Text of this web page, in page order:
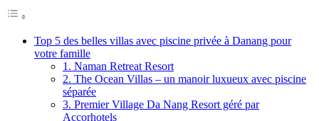
Top 5 des belles villas avec piscine privée à Danang pour
votre famille
1. Naman Retreat Resort
2. The Ocean Villas – un manoir luxueux avec piscine
séparée
3. Premier Village Da Nang Resort géré par
Accorhotels